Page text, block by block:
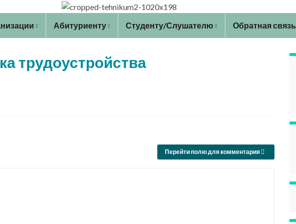
Абитуриенту Студенту/Слушателю Обратная связь
трудоустройства
Перейти полю для комментария